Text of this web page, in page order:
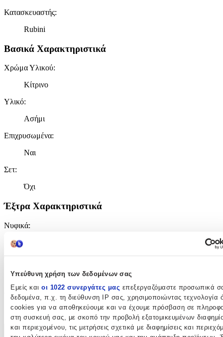
Υπεύθυνη χρήση των δεδομένων σας
Εμείς και οι 1022 συνεργάτες μας επεξεργαζόμαστε προσωπικά
δεδομένα, π.χ. τη διεύθυνση IP σας, χρησιμοποιώντας τεχνολογία
cookies για να αποθηκεύουμε και να έχουμε πρόσβαση σε
στη συσκευή σας, με σκοπό την προβολή εξατομικευμένων
και περιεχομένου, τις μετρήσεις σχετικά με διαφημίσεις και
Κατασκευαστής:
Rubini
Βασικά Χαρακτηριστικά
Χρώμα Υλικού:
Κίτρινο
Υλικό:
Ασήμι
Επιχρυσωμένα:
Ναι
Σετ:
Όχι
Έξτρα Χαρακτηριστικά
Νυφικά:
Κρίκοι
Clip:
Όχι